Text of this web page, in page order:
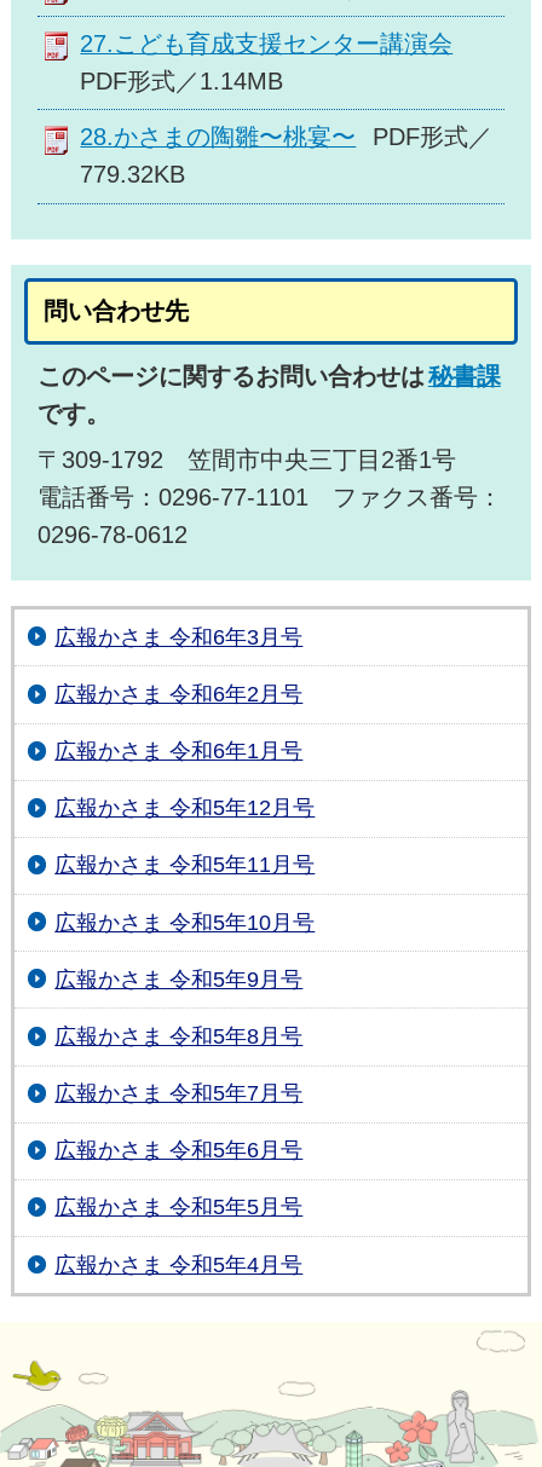
27.こども育成支援センター講演会
PDF形式／1.14MB
28.かさまの陶雛〜桃宴〜
PDF形式／
779.32KB
問い合わせ先
このページに関するお問い合わせは秘書課
です。
〒309-1792 笠間市中央三丁目2番1号
電話番号：0296-77-1101 ファクス番号：
0296-78-0612
広報かさま 令和6年3月号
広報かさま 令和6年2月号
広報かさま 令和6年1月号
広報かさま 令和5年12月号
広報かさま 令和5年11月号
広報かさま 令和5年10月号
広報かさま 令和5年9月号
広報かさま 令和5年8月号
広報かさま 令和5年7月号
広報かさま 令和5年6月号
広報かさま 令和5年5月号
広報かさま 令和5年4月号